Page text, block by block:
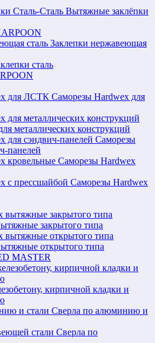
Вытяжные заклёпки
Заклепки нержавеющая
сталь
Саморезы Hardwex для
металлических конструкций
Саморезы
панелей
Саморезы Hardwex
Саморезы Hardwex
закрытого типа
открытого типа
MASTER
кирпичной кладки и
Сверла по алюминию и
Сверла по